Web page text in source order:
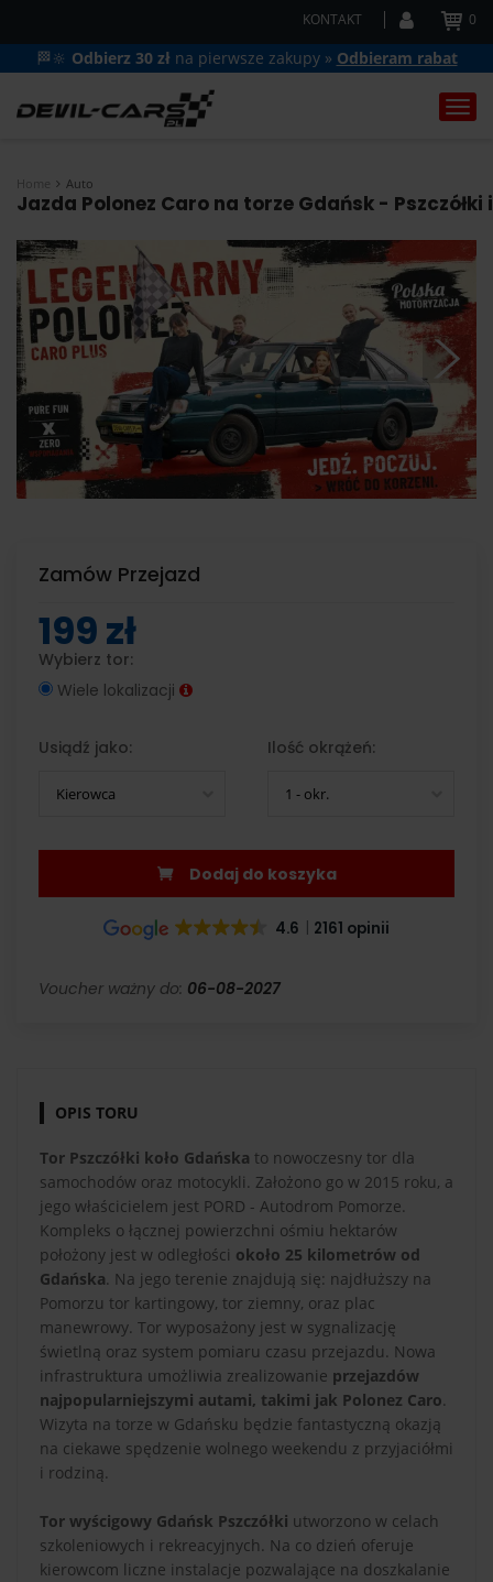
KONTAKT 0
🏁🔆 Odbierz 30 zł na pierwsze zakupy » Odbieram rabat
Home Auto
Jazda Polonez Caro na torze Gdańsk -
Zamów Przejazd
199 zł
Wybierz tor:
Wiele lokalizacji
Usiądź jako:
Kierowca
Ilość okrążeń:
1 - okr.
Dodaj do koszyka
4.6 2161 opinii
Voucher ważny do: 06-08-2027
OPIS TORU
Tor Pszczółki koło Gdańska to nowoczesny tor dla
samochodów oraz motocykli. Założono go w 2015 roku, a
jego właścicielem jest PORD - Autodrom Pomorze.
Kompleks o łącznej powierzchni ośmiu hektarów
położony jest w odległości około 25 kilometrów od
Gdańska. Na jego terenie znajdują się: najdłuższy na
Pomorzu tor kartingowy, tor ziemny, oraz plac
manewrowy. Tor wyposażony jest w sygnalizację
świetlną oraz system pomiaru czasu przejazdu. Nowa
infrastruktura umożliwia zrealizowanie przejazdów
najpopularniejszymi autami, takimi jak Polonez Caro.
Wizyta na torze w Gdańsku będzie fantastyczną okazją
na ciekawe spędzenie wolnego weekendu z przyjaciółmi
i rodziną.
Tor wyścigowy Gdańsk Pszczółki utworzono w celach
szkoleniowych i rekreacyjnych. Na co dzień oferuje
kierowcom liczne instalacje pozwalające na doszkalanie